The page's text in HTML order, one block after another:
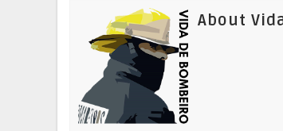
About